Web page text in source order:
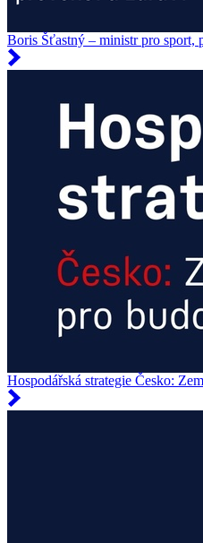
Boris Šťastný – ministr pro sport,
Hospodářská strategie Česko: